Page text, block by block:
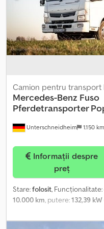
Unterschneidheim 1.150 km
Camion pentru transport
Mercedes-Benz Fuso
Pferdetransporter
preț
Stare:folosit, Funcționalitate:
10.000 km, putere:132,39
următoarea inspecție (TÜV):